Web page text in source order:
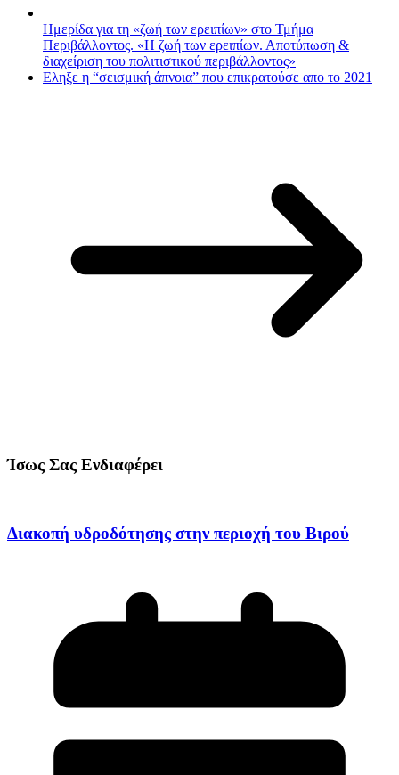
Ημερίδα για τη «ζωή των ερειπίων» στο Τμήμα
Περιβάλλοντος. «Η ζωή των ερειπίων. Αποτύπωση &
διαχείριση του πολιτιστικού περιβάλλοντος»
Εληξε η “σεισμική άπνοια” που επικρατούσε απο το 2021
Ίσως Σας Ενδιαφέρει
Διακοπή υδροδότησης στην περιοχή του Βιρού